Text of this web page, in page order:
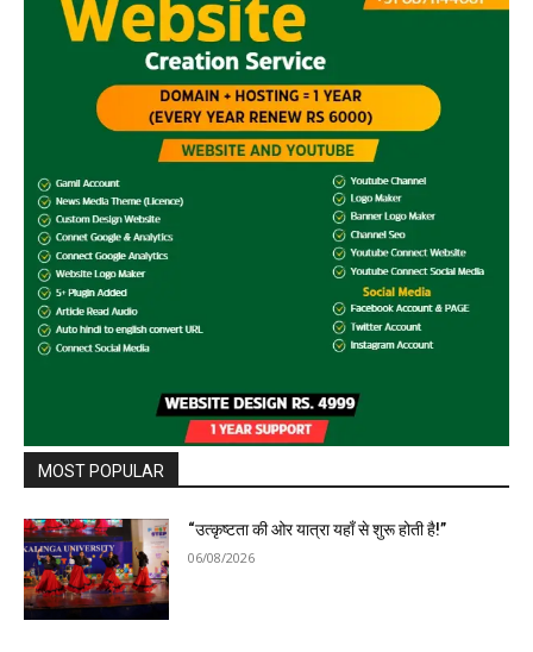
MOST POPULAR
“उत्कृष्टता की ओर यात्रा यहाँ से शुरू होती है!”
06/08/2026